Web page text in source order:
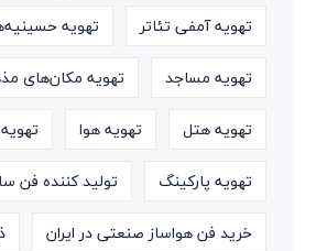
تهویه آمفی تئاتر
تهویه
تهویه مساجد
تهویه مکان‌های
تهویه هتل
تهویه هوا
تهویه پارکینگ
تولید کننده فن
خرید فن هواساز صنعتی در ایران